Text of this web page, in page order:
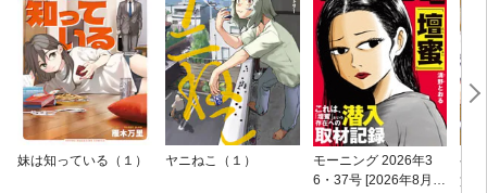
妹は知っている（１） ヤニねこ（１）
モーニング 2026年3
6・37号 [2026年8月6
ゲ
貴